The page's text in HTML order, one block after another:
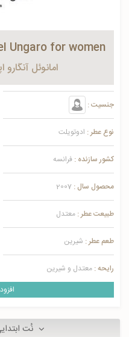
Ungaro for women
امانوئل
جنسیت :
نوع عطر : ادوتویلت
کشور سازنده : فرانسه
محصول سال : 2007
طبیعت عطر : معتدل
طعم عطر : شیرین
رایحه : معتدل و شیرین
نُت